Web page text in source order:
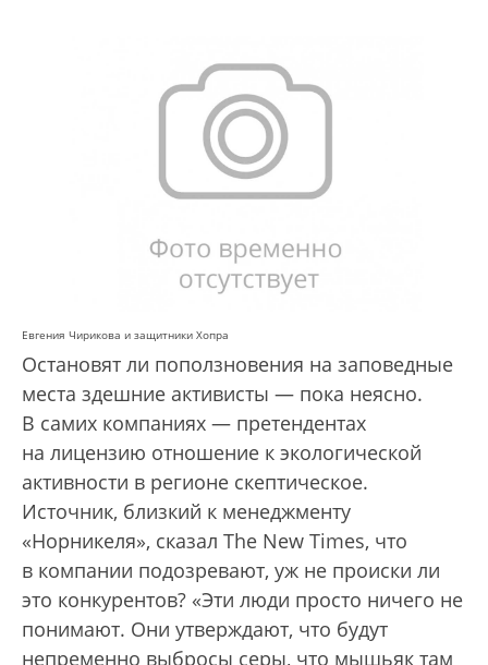
Евгения Чирикова и защитники Хопра
Остановят ли поползновения на заповедные
места здешние активисты — пока неясно.
В самих компаниях — претендентах
на лицензию отношение к экологической
активности в регионе скептическое.
Источник, близкий к менеджменту
«Норникеля», сказал The New Times, что
в компании подозревают, уж не происки ли
это конкурентов? «Эти люди просто ничего не
понимают. Они утверждают, что будут
непременно выбросы серы, что мышьяк там